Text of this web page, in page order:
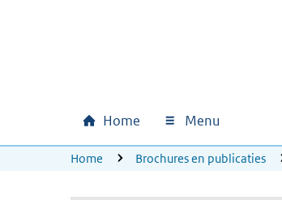
Hoofdnavigatie
Home Menu
U bevindt zich hier:
Home Brochures en publicaties